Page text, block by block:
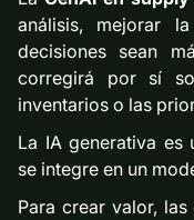
análisis, mejorar
decisiones sean
corregirá por sí
inventarios o las
La IA generativa es
se integre en un
Para crear valor,